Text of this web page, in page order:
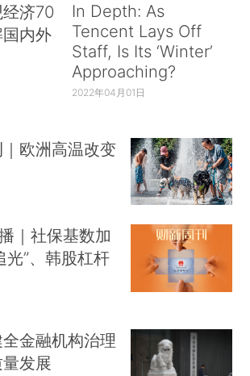
济70
内外
In Depth: As
Tencent Lays Off
Staff, Is Its ‘Winter’
Approaching?
2022年04月01日
欧洲高温改变
｜社保基数加
光”、韩股杠杆
金融机构治理
发展